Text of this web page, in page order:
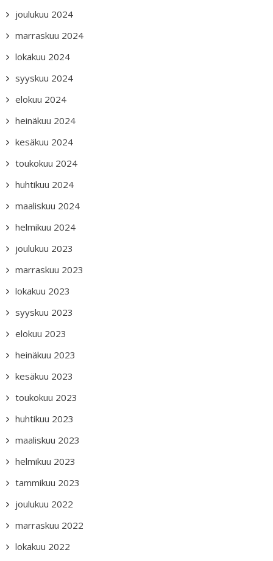
joulukuu 2024
marraskuu 2024
lokakuu 2024
syyskuu 2024
elokuu 2024
heinäkuu 2024
kesäkuu 2024
toukokuu 2024
huhtikuu 2024
maaliskuu 2024
helmikuu 2024
joulukuu 2023
marraskuu 2023
lokakuu 2023
syyskuu 2023
elokuu 2023
heinäkuu 2023
kesäkuu 2023
toukokuu 2023
huhtikuu 2023
maaliskuu 2023
helmikuu 2023
tammikuu 2023
joulukuu 2022
marraskuu 2022
lokakuu 2022